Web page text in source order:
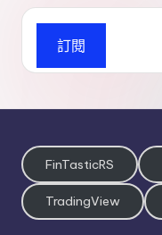
訂閱
FinTasticRS
TradingView